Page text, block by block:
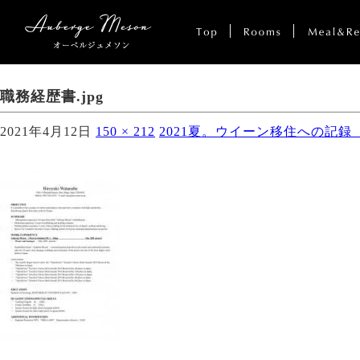
職務経歴書.jpg
2021年4月12日 150 × 212 2021夏。ウイーン移住への記